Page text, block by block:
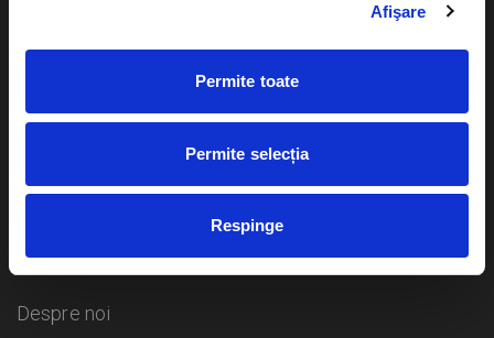
Afişare
Permite toate
Permite selecția
Respinge
eBilet printat acasa
Returnare bilete
Sport
Cultura
Calendar
Despre noi